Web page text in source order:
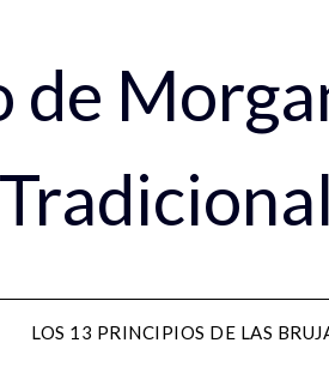
de
Tradicional
LOS 13 PRINCIPIOS DE LAS